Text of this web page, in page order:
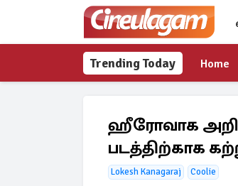
Trending Today Home
ஹீரோவாக
படத்திற்காக
Lokesh Kanagaraj Coolie